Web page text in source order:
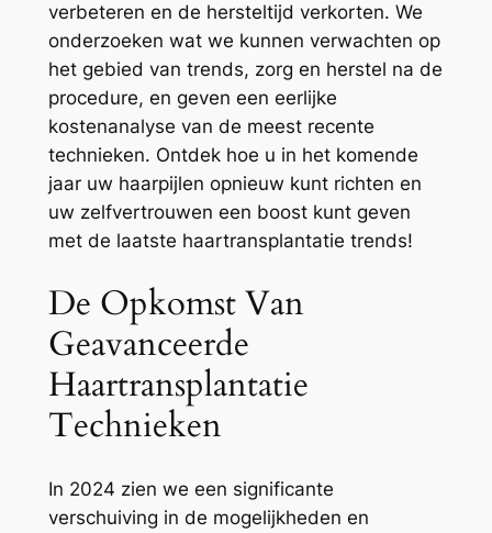
verbeteren en de hersteltijd verkorten. We
onderzoeken wat we kunnen verwachten op
het gebied van trends, zorg en herstel na de
procedure, en geven een eerlijke
kostenanalyse van de meest recente
technieken. Ontdek hoe u in het komende
jaar uw haarpijlen opnieuw kunt richten en
uw zelfvertrouwen een boost kunt geven
met de laatste haartransplantatie trends!
De Opkomst Van
Geavanceerde
Haartransplantatie
Technieken
In 2024 zien we een significante
verschuiving in de mogelijkheden en